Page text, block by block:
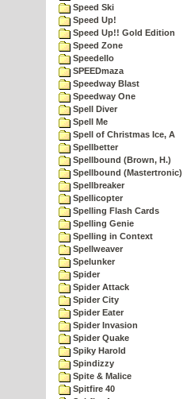
Speed Ski
Speed Up!
Speed Up!! Gold Edition
Speed Zone
Speedello
SPEEDmaza
Speedway Blast
Speedway One
Spell Diver
Spell Me
Spell of Christmas Ice, A
Spellbetter
Spellbound (Brown, H.)
Spellbound (Mastertronic)
Spellbreaker
Spellicopter
Spelling Flash Cards
Spelling Genie
Spelling in Context
Spellweaver
Spelunker
Spider
Spider Attack
Spider City
Spider Eater
Spider Invasion
Spider Quake
Spiky Harold
Spindizzy
Spite & Malice
Spitfire 40